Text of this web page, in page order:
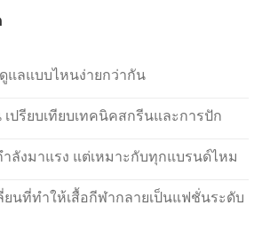
แลแบบไหนง่ายกว่ากัน
ปรียบเทียบเทคนิคสกรีนและการปัก
ลังมาแรง แต่เหมาะกับทุกแบรนด์ไหม
ยนที่ทำให้เสื้อกีฬากลายเป็นแฟชั่นระดับ